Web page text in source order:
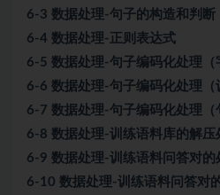
6-3 数据处理-句子的构造和判断
6-4 数据处理-正则表达式
6-5 数据处理-句子编码化处理（
6-6 数据处理-句子编码化处理（
6-7 数据处理-句子编码化处理（
6-8 数据处理-训练语料库的解压
6-9 数据处理-训练语料问答对的
6-10 数据处理-训练语料问答对